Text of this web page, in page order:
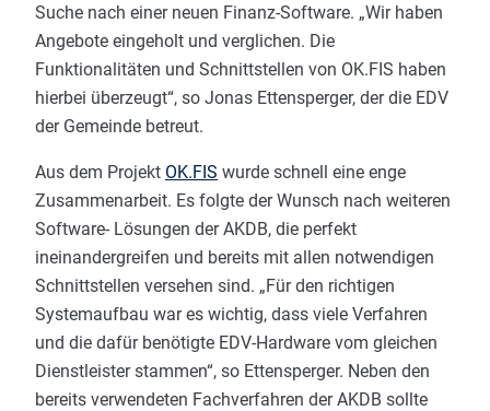
Suche nach einer neuen Finanz-Software. „Wir haben
Angebote eingeholt und verglichen. Die
Funktionalitäten und Schnittstellen von OK.FIS haben
hierbei überzeugt“, so Jonas Ettensperger, der die EDV
der Gemeinde betreut.
Aus dem Projekt OK.FIS wurde schnell eine enge
Zusammenarbeit. Es folgte der Wunsch nach weiteren
Software- Lösungen der AKDB, die perfekt
ineinandergreifen und bereits mit allen notwendigen
Schnittstellen versehen sind. „Für den richtigen
Systemaufbau war es wichtig, dass viele Verfahren
und die dafür benötigte EDV-Hardware vom gleichen
Dienstleister stammen“, so Ettensperger. Neben den
bereits verwendeten Fachverfahren der AKDB sollte